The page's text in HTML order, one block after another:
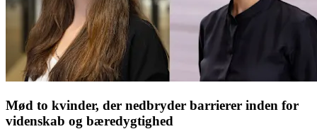
Mød to kvinder, der nedbryder barrierer inden for
videnskab og bæredygtighed